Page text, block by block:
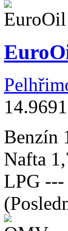
Benzín
Nafta
LPG ---